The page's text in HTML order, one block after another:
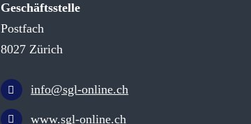
Geschäftsstelle
Postfach
8027 Zürich
info@sgl-online.ch
www.sgl-online.ch